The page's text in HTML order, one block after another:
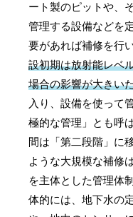
ート製のピットや、
管理する設備などを
要があれば補修を行
設初期は放射能レベ
場合の影響が大きい
入り、設備を使って
極的な管理」とも呼
間は「第二段階」に
ような大規模な補修
を主体とした管理体
体的には、地下水の